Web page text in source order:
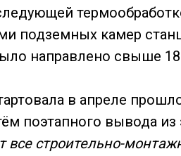
подземных камер
направлено свыше
в апреле
поэтапного вывода
все строительно-